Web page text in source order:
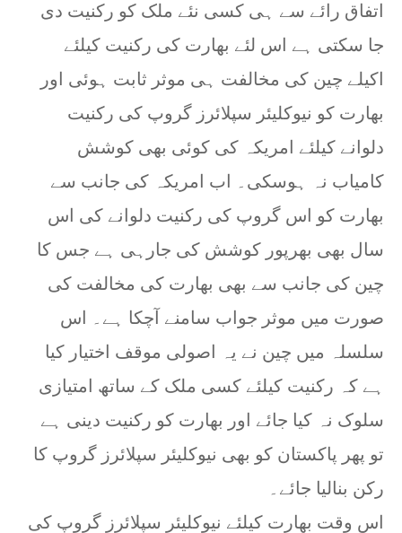
اتفاق رائے سے ہی کسی نئے ملک کو رکنیت دی
جا سکتی ہے اس لئے بھارت کی رکنیت کیلئے
اکیلے چین کی مخالفت ہی موثر ثابت ہوئی اور
بھارت کو نیوکلیئر سپلائرز گروپ کی رکنیت
دلوانے کیلئے امریکہ کی کوئی بھی کوشش
کامیاب نہ ہوسکی۔ اب امریکہ کی جانب سے
بھارت کو اس گروپ کی رکنیت دلوانے کی اس
سال بھی بھرپور کوشش کی جارہی ہے جس کا
چین کی جانب سے بھی بھارت کی مخالفت کی
صورت میں موثر جواب سامنے آچکا ہے۔ اس
سلسلہ میں چین نے یہ اصولی موقف اختیار کیا
ہے کہ رکنیت کیلئے کسی ملک کے ساتھ امتیازی
سلوک نہ کیا جائے اور بھارت کو رکنیت دینی ہے
تو پھر پاکستان کو بھی نیوکلیئر سپلائرز گروپ کا
رکن بنالیا جائے۔
اس وقت بھارت کیلئے نیوکلیئر سپلائرز گروپ کی